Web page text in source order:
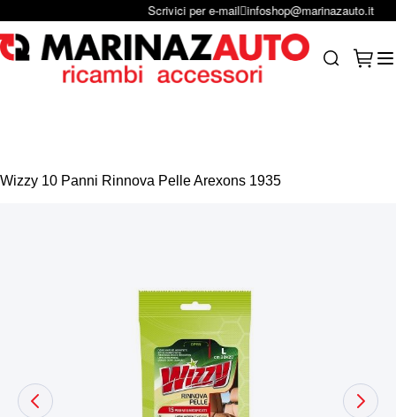
Salta al contenutoScrivici per e-mail infoshop@marinazauto.it
Wizzy 10 Panni Rinnova Pelle Arexons 1935